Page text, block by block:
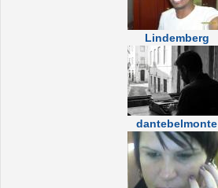
Lindemberg
dantebelmonte